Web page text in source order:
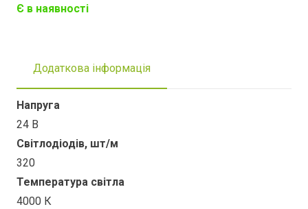
Є в наявності
Додаткова інформація
Напруга
24 В
Світлодіодів, шт/м
320
Температура світла
4000 К